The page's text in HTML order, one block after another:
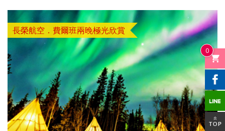
0
發】
餐 )
【星宇
航空、
台中出
發】
桃園/
愛媛】
自費）
【澳門
航空、
台中出
發】
購物無
自費、
升等三
排椅》
【長龍
航空、
台中直
飛成
都】
貓基地
風情八
天（
動車版
）【東
方航
空、台
中直飛
成都】
購物、
無自
費）
【澳門
航空、
台中出
發】
台中出
發】
長榮航空．費爾班兩晚極光欣賞